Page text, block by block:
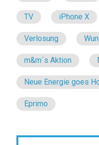
TV iPhone X
Verlosung
m&m´s Aktion
Neue Energie goes
Eprimo